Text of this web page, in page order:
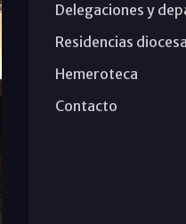
Delegaciones y
Residencias
Hemeroteca
Contacto